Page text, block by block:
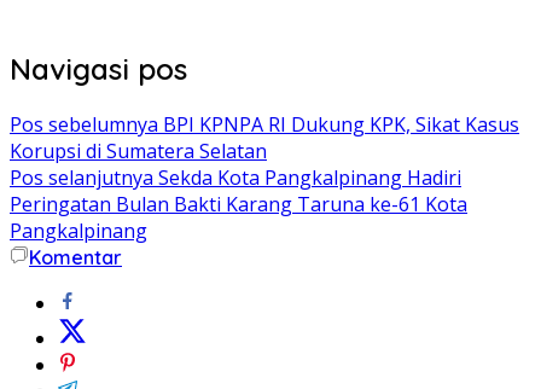
Navigasi pos
Pos sebelumnya BPI KPNPA RI Dukung KPK, Sikat Kasus
Korupsi di Sumatera Selatan
Pos selanjutnya Sekda Kota Pangkalpinang Hadiri
Peringatan Bulan Bakti Karang Taruna ke-61 Kota
Pangkalpinang
Komentar